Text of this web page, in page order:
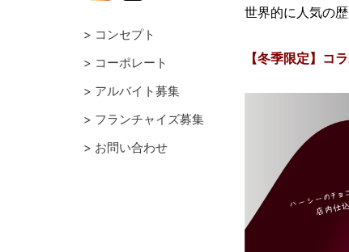
コンセプト
コーポレート
アルバイト募集
フランチャイズ募集
お問い合わせ
世界的に人気の
【冬季限定】